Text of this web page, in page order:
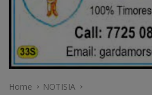
Home NOTISIA